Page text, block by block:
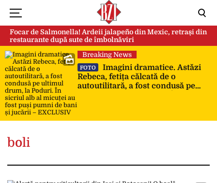
Focar de Salmonella! Ardeii jalapeño din Mexic, retrași din
restaurante după sute de îmbolnăviri
Breaking News
FOTO
Imagini dramatice. Astăzi
Rebeca, fetița călcată de o
autoutilitară, a fost condusă pe
boli